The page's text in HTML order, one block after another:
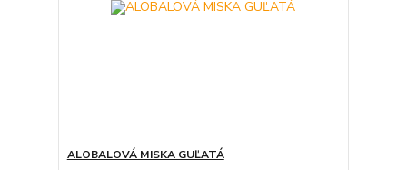
ALOBALOVÁ MISKA GUĽATÁ